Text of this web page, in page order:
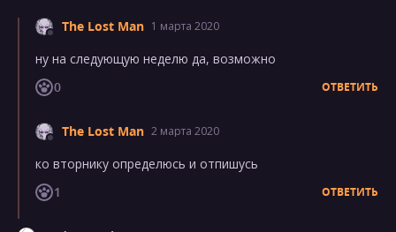
The Lost Man 1 марта 2020
ну на следующую неделю да, возможно
0
ОТВЕТИТЬ
The Lost Man 2 марта 2020
ко вторнику определюсь и отпишусь
1
ОТВЕТИТЬ